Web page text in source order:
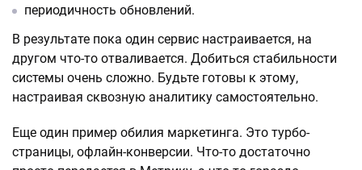
периодичность обновлений.
В результате пока один сервис настраивается, на
другом что-то отваливается. Добиться стабильности
системы очень сложно. Будьте готовы к этому,
настраивая сквозную аналитику самостоятельно.
Еще один пример обилия маркетинга. Это турбо-
страницы, офлайн-конверсии. Что-то достаточно